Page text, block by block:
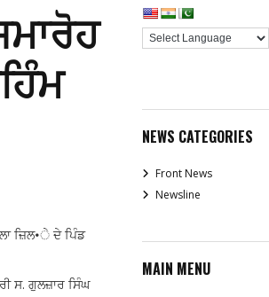
ਜ਼ਿਲ•ੇ ਦੇ ਪਿੰਡ
ਸ. ਗੁਲਜ਼ਾਰ ਸਿੰਘ
NEWS CATEGORIES
Front News
Newsline
MAIN MENU